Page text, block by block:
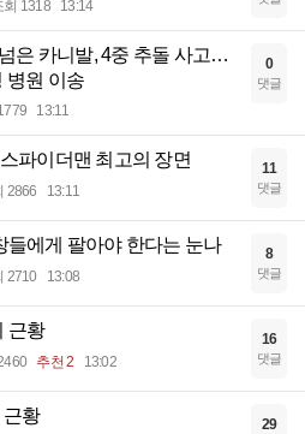
회 1318 13:14
은 카니발, 4중 추돌 사고…
병원 이송
13:11
0
댓글
파이더맨 최고의 장면
2866 13:11
11
댓글
들에게 팔아야 한다는 눈나
2710 13:08
8
댓글
근황
추천 2 13:02
16
댓글
근황 29